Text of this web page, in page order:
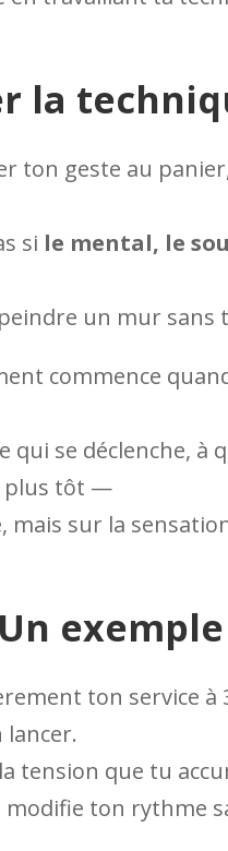
la
ton geste au
si le mental, le
un mur
commence
qui se déclenche,
plus tôt —
mais sur la
Un
ton service à
lancer.
tension que tu
modifie ton rythme